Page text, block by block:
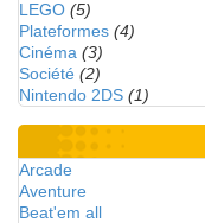
LEGO (5)
Plateformes (4)
Cinéma (3)
Société (2)
Nintendo 2DS (1)
Arcade
Aventure
Beat'em all